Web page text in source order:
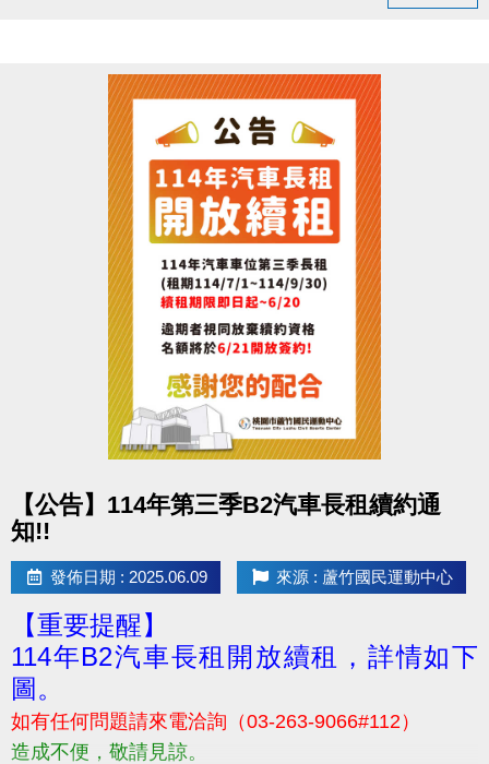
老年維持強壯才是勢在必行的~~~(o゜▽゜)o☆
--------------------------------------------------------
活動日期：114/06/21(六)下午15:00~17:00
活動地點：桃園市蘆竹區仁愛路一段49號，3樓社區教
參加對象：有興趣者皆可報名，參加者皆有小禮物!!
---------------------------------------------------
報名請掃QR-CODE或點選下方連結填寫報名喔!!
https://docs.google.com/forms/d/e/1FAIpQLSd258G-
usp=header
#街頭健身
---------------------------------------------------
歡迎所有對銀髮族運動、體態保養有興趣之民眾報名
參加！
若有相關問題，請電洽 03-2639066 #106
【公告】114年第三季B2汽車長租續約通
知!!
發佈日期 : 2025.06.09 來源 : 蘆竹國民運動中心
【重要提醒】
114年B2汽車長租開放續租，詳情如下
圖。
如有任何問題請來電洽詢（03-263-9066#112）
造成不便，敬請見諒。